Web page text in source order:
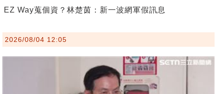
EZ Way蒐個資？林楚茵：新一波網軍假訊息
2026/08/04 12:05